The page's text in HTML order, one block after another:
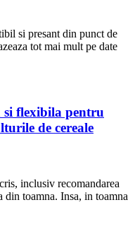
si presant din punct de
tot mai mult pe date
flexibila pentru
de cereale
inclusiv recomandarea
din toamna. Insa, in toamna